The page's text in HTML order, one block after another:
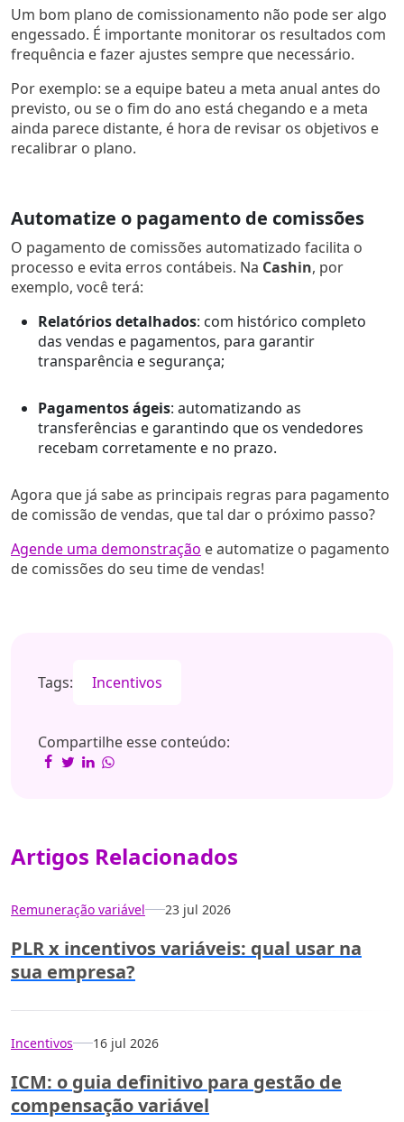
Um bom plano de comissionamento não pode ser algo
engessado. É importante monitorar os resultados com
frequência e fazer ajustes sempre que necessário.
Por exemplo: se a equipe bateu a meta anual antes do
previsto, ou se o fim do ano está chegando e a meta
ainda parece distante, é hora de revisar os objetivos e
recalibrar o plano.
Automatize o pagamento de comissões
O pagamento de comissões automatizado facilita o
processo e evita erros contábeis. Na Cashin, por
exemplo, você terá:
Relatórios detalhados: com histórico completo
das vendas e pagamentos, para garantir
transparência e segurança;
Pagamentos ágeis: automatizando as
transferências e garantindo que os vendedores
recebam corretamente e no prazo.
Agora que já sabe as principais regras para pagamento
de comissão de vendas, que tal dar o próximo passo?
Agende uma demonstração e automatize o pagamento
de comissões do seu time de vendas!
Tags: Incentivos
Compartilhe esse conteúdo:
Artigos Relacionados
Remuneração variável 23 jul 2026
PLR x incentivos variáveis: qual usar na
sua empresa?
Incentivos 16 jul 2026
ICM: o guia definitivo para gestão de
compensação variável